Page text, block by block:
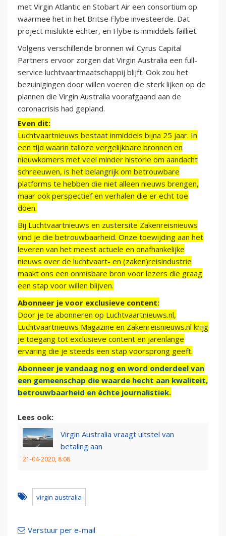
met Virgin Atlantic en Stobart Air een consortium op
waarmee het in het Britse Flybe investeerde. Dat
project mislukte echter, en Flybe is inmiddels failliet.
Volgens verschillende bronnen wil Cyrus Capital
Partners ervoor zorgen dat Virgin Australia een full-
service luchtvaartmaatschappij blijft. Ook zou het
bezuinigingen door willen voeren die sterk lijken op de
plannen die Virgin Australia voorafgaand aan de
coronacrisis had gepland.
Even dit:
Luchtvaartnieuws bestaat inmiddels bijna 25 jaar. In
een tijd waarin talloze vergelijkbare bronnen en
nieuwkomers met veel minder historie om aandacht
schreeuwen, is het belangrijk om betrouwbare
platforms te hebben die niet alleen nieuws brengen,
maar ook perspectief en verhalen die er echt toe
doen.
Bij Luchtvaartnieuws en zustersite Zakenreisnieuws
vind je die betrouwbaarheid. Onze toewijding aan het
leveren van het meest actuele en onafhankelijke
nieuws over de luchtvaart- en (zaken)reisindustrie
maakt ons een onmisbare bron voor lezers die graag
een stap voor willen blijven.
Abonneer je voor exclusieve content:
Door je te abonneren op Luchtvaartnieuws.nl,
Luchtvaartnieuws Magazine en Zakenreisnieuws.nl krijg
je toegang tot exclusieve content en jarenlange
ervaring die je steeds een stap voorsprong geeft.
Abonneer je vandaag nog en word onderdeel van
een gemeenschap die waarde hecht aan kwaliteit,
betrouwbaarheid en échte journalistiek.
Lees ook:
Virgin Australia vraagt uitstel van
betaling aan
21-04-2020, 8:08
virgin australia
Verstuur per e-mail